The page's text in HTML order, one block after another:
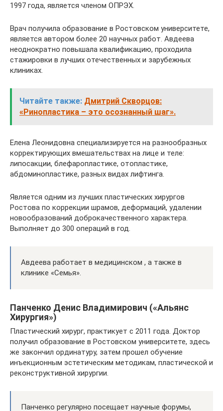
1997 года, является членом ОПРЭХ.
Врач получила образование в Ростовском университете,
является автором более 20 научных работ. Авдеева
неоднократно повышала квалификацию, проходила
стажировки в лучших отечественных и зарубежных
клиниках.
Читайте также: Дмитрий Скворцов:
«Ринопластика – это осознанный шаг».
Елена Леонидовна специализируется на разнообразных
корректирующих вмешательствах на лице и теле:
липосакции, блефаропластике, отопластике,
абдоминопластике, разных видах лифтинга.
Является одним из лучших пластических хирургов
Ростова по коррекции шрамов, деформаций, удалении
новообразований доброкачественного характера.
Выполняет до 300 операций в год.
Авдеева работает в медицинском , а также в
клинике «Семья».
Панченко Денис Владимирович («Альянс
Хирургия»)
Пластический хирург, практикует с 2011 года. Доктор
получил образование в Ростовском университете, здесь
же закончил ординатуру, затем прошел обучение
инъекционным эстетическим методикам, пластической и
реконструктивной хирургии.
Панченко регулярно посещает научные форумы,